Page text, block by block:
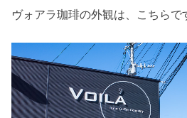
ヴォアラ珈琲の外観は、こちらで